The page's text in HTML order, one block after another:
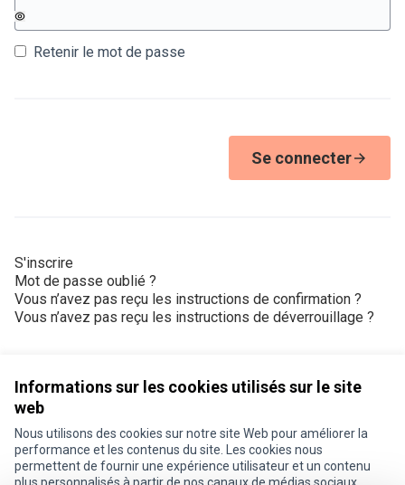
Informations sur les cookies utilisés sur le site
web
Nous utilisons des cookies sur notre site Web pour améliorer la
performance et les contenus du site. Les cookies nous
permettent de fournir une expérience utilisateur et un contenu
Retenir le mot de passe
Se connecter
S'inscrire
Mot de passe oublié ?
Vous n’avez pas reçu les instructions de confirmation ?
Vous n’avez pas reçu les instructions de déverrouillage ?
Conditions d'utilisation
Paramètres des cookies
Je participe ! sur X
Je participe ! sur Facebook
Je participe ! sur Instagram